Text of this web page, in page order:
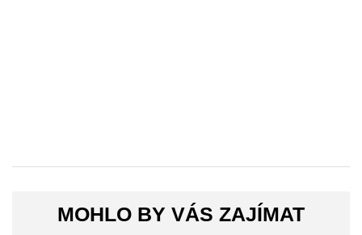
MOHLO BY VÁS ZAJÍMAT